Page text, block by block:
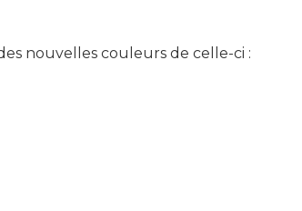
nouvelles couleurs de celle-ci :